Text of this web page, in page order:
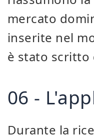
mercato
inserite nel
è stato scritto
06 -
Durante la